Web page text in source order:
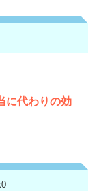
に代わりの効